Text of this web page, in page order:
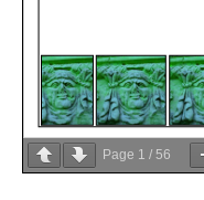
Page 1 / 56